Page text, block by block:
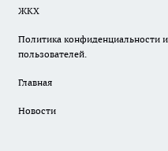
ЖКХ
Политика конфиденциальности
пользователей.
Главная
Новости